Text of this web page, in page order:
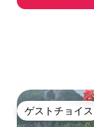
ゲストチョイス
ゲストチョイス